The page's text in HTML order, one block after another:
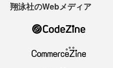
翔泳社のWebメディア